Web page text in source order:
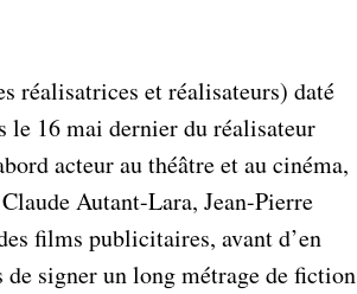
réalisatrices et réalisateurs) daté
le 16 mai dernier du réalisateur
acteur au théâtre et au cinéma,
Autant-Lara, Jean-Pierre
films publicitaires, avant d’en
signer un long métrage de fiction